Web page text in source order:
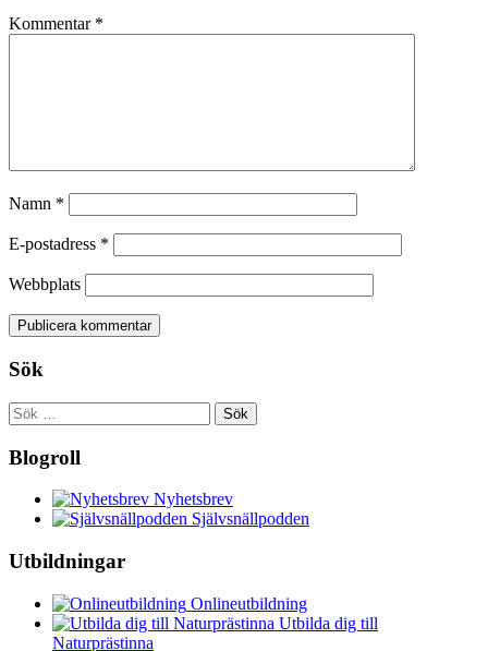
Kommentar *
Namn *
E-postadress *
Webbplats
Sök
Sök
efter:
Blogroll
Nyhetsbrev
Självsnällpodden
Utbildningar
Onlineutbildning
Utbilda dig till
Naturprästinna